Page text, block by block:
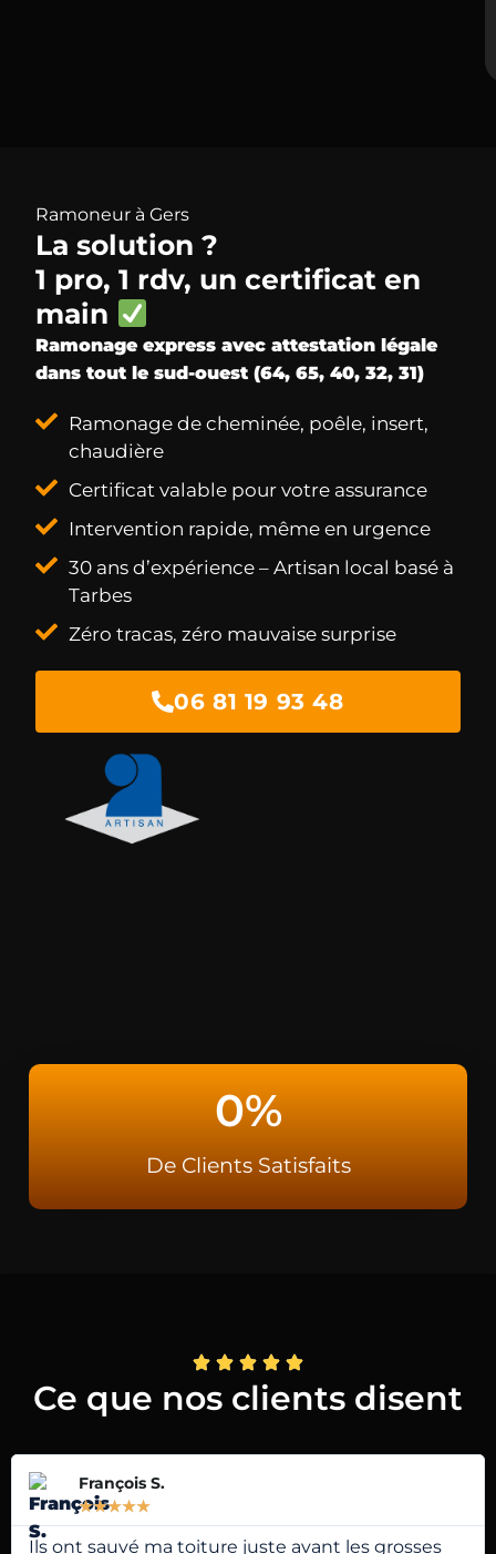
Ramoneur à Gers
La solution ?
1 pro, 1 rdv, un certificat en
main
Ramonage express avec attestation légale
dans tout le sud-ouest (64, 65, 40, 32, 31)
Ramonage de cheminée, poêle, insert,
chaudière
Certificat valable pour votre assurance
Intervention rapide, même en urgence
30 ans d’expérience – Artisan local basé à
Tarbes
Zéro tracas, zéro mauvaise surprise
06 81 19 93 48
De Clients Satisfaits
0%
Ce que nos clients disent
François S.
★★★★★
Ils ont sauvé ma toiture juste avant les grosses